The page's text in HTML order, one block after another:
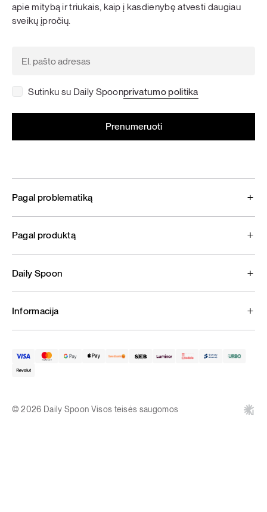
apie mitybą ir triukais, kaip į kasdienybę atvesti daugiau
sveikų įpročių.
Sutinku su Daily Spoonprivatumo politika
Pagal problematiką
Pagal produktą
Daily Spoon
Informacija
© 2026 Daily Spoon Visos teisės saugomos